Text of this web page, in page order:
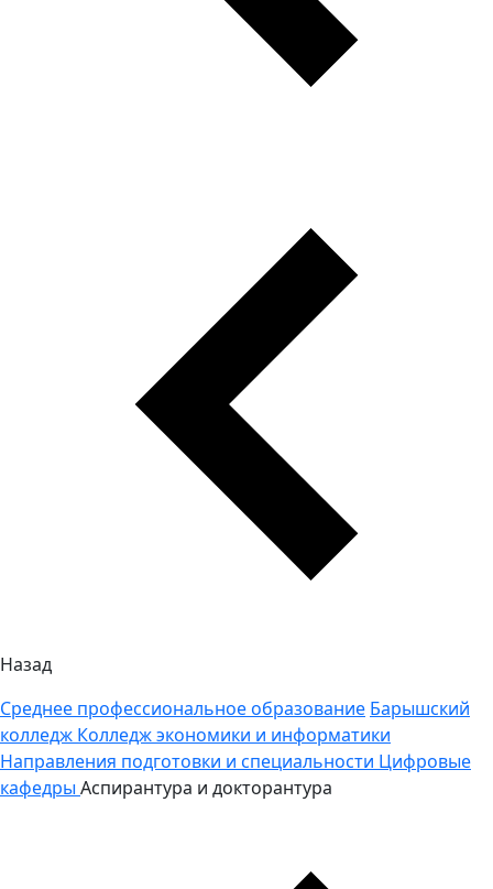
Назад
Среднее профессиональное образование Барышский
колледж Колледж экономики и информатики
Направления подготовки и специальности Цифровые
кафедры Аспирантура и докторантура